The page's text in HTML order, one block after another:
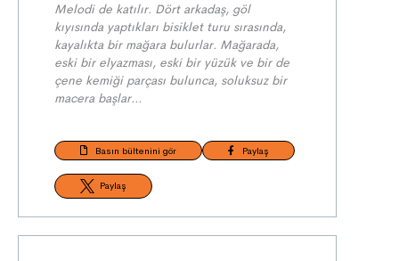
Melodi de katılır. Dört arkadaş, göl
kıyısında yaptıkları bisiklet turu sırasında,
kayalıkta bir mağara bulurlar. Mağarada,
eski bir elyazması, eski bir yüzük ve bir de
çene kemiği parçası bulunca, soluksuz bir
macera başlar…
Basın bültenini gör Paylaş
Paylaş